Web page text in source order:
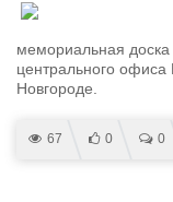
мемориальная доска
центрального офиса
Новгороде.
67 0 0